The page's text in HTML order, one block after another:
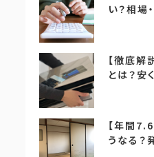
い？相場
【徹底解
とは？安
【年間
うなる？